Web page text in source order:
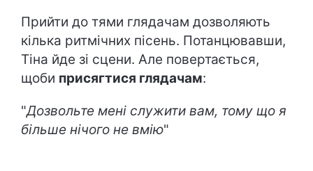
Прийти до тями глядачам дозволяють
кілька ритмічних пісень. Потанцювавши,
Тіна йде зі сцени. Але повертається,
щоби присягтися глядачам:
"Дозвольте мені служити вам, тому що я
більше нічого не вмію"